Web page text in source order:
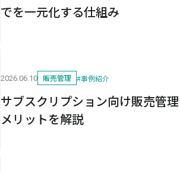
でを一元化する仕組み
2026.06.10 販売管理 #事例紹介
サブスクリプション向け販売管
メリットを解説